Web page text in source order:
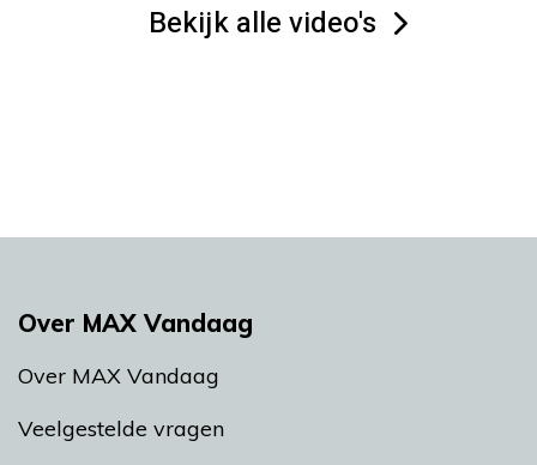
Bekijk alle video's
Over MAX Vandaag
Over MAX Vandaag
Veelgestelde vragen